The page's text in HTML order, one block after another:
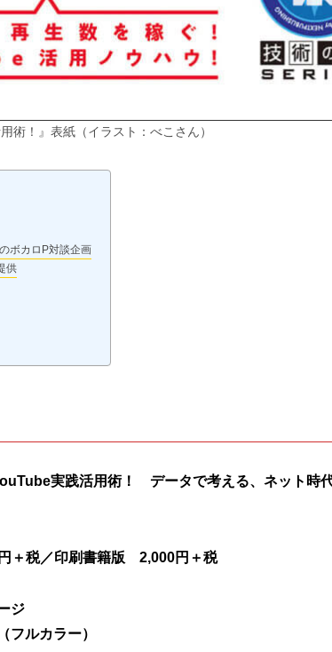
術！』表紙（イラスト：べこさん）
ボカロP対談企画
供
実践活用術！ データで考える、ネット時
＋税／印刷書籍版 2,000円＋税
ジ
フルカラー）